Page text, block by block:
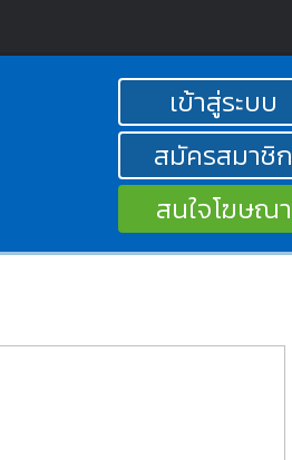
เข้าสู่ระบบ
สมัครสมาชิก
สนใจโฆษณา